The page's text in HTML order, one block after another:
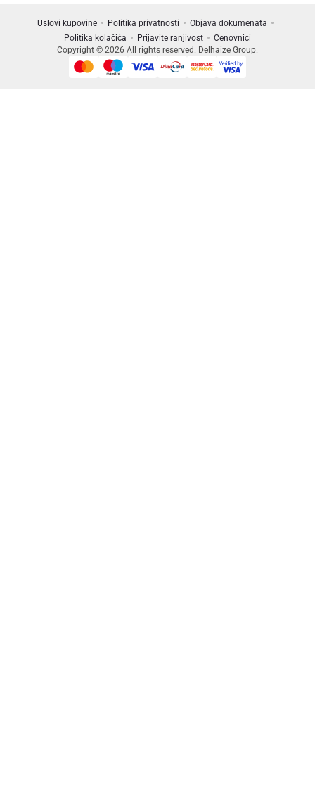
Uslovi kupovine Politika privatnosti
Objava dokumenata
Politika kolačića
Prijavite ranjivost
Cenovnici
Copyright © 2026 All rights reserved. Delhaize Group.